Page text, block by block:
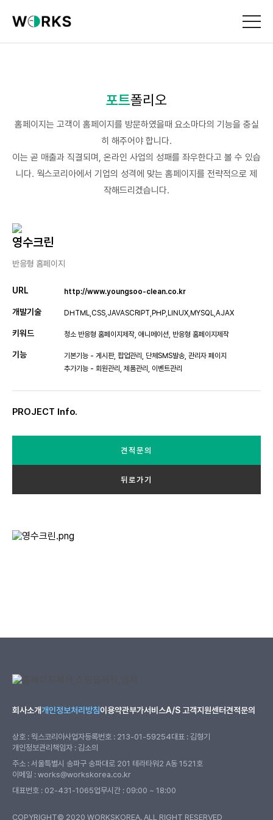
포트폴리오
홈페이지는 고객이 홈페이지를 방문하였을때 요소마다의 기능을 충실
히 해주어야 합니다.
이는 곧 매출과 직결되며, 온라인 사업의 성패를 좌우한다고 볼 수 있습
니다. 웍스코리아에서 기업의 성격에 맞는 홈페이지를 전략적으로 제
작해드리겠습니다.
영수크린
반응형 홈페이지
URL http://www.youngsoo-clean.co.kr
개발기술 DHTML,CSS,JAVASCRIPT,PHP,LINUX,MYSQL,AJAX
키워드 청소 반응형 홈페이지제작, 애니메이션, 반응형 홈페이지제작
기능
기본기능 - 게시판, 팝업관리, 단체SMS발송, 관리자 페이지
추가기능 - 회원관리, 제품관리, 이벤트관리
PROJECT Info.
견적문의
뒤로가기
회사소개개인정보처리방침이용약관부가서비스A/S 고객지원센터견적문의
상호 : 웍스코리아사업자등록번호 : 213-01-59254대표 : 김형기
개인정보관리책임자 : 김소의
주소 : 서울특별시 송파구 송파대로 201 테라타워2 A동 1521호
이메일 : works@workskorea.co.kr
대표번호 : 02-431-1065업무시간 : 09:00 ~ 18:00
COPYRIGHT© 2020 WORKSKOREA. ALL RIGHT RESERVED